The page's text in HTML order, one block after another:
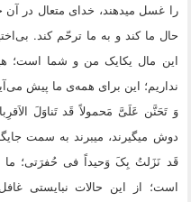
را غسل میدهند، خداى متعال در
حال ما کند و به ما ترحّم کند.
این مال یکایک من و شما است؛
نداریم؛ این براى همه‌ى ما پیش
وَ تَحَنَّن عَلَىَّ مَحمولاً قَد تَناوَلَ
دوش میگیرند، میبرند به سمت
قَد نَزَلتُ بِکَ وَحیداً فى حُفرَتى؛ ما
است؛ از این حالات نبایستى